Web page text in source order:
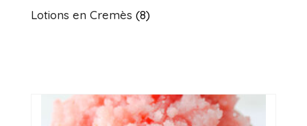
Lotions en Cremès (8)